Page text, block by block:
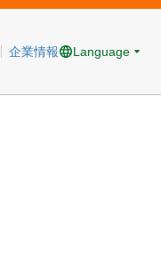
企業情報 Language